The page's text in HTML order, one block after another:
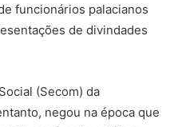
funcionários palacianos
de divindades
(Secom) da
negou na época que